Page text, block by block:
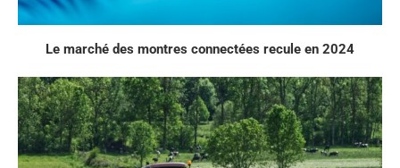
Le marché des montres connectées recule en 2024